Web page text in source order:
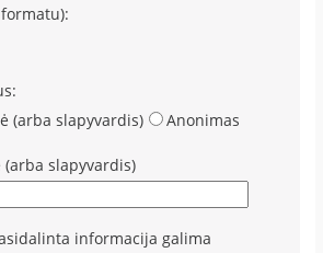
formatu):
(arba slapyvardis)
Anonimas
(arba slapyvardis)
informacija galima